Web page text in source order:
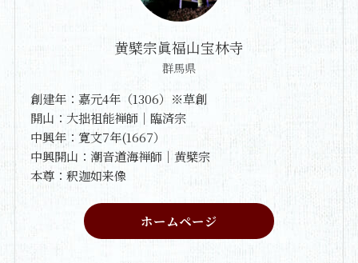
黄檗宗眞福山宝林寺
群馬県
創建年：嘉元4年（1306）※草創
開山：大拙祖能禅師｜臨済宗
中興年：寛文7年(1667）
中興開山：潮音道海禅師｜黄檗宗
本尊：釈迦如来像
ホームページ